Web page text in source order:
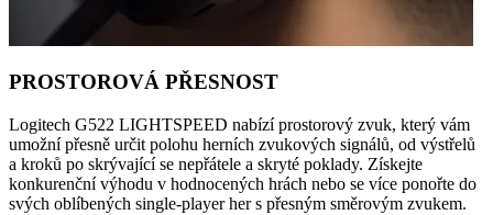
PROSTOROVÁ PŘESNOST
Logitech G522 LIGHTSPEED nabízí prostorový zvuk, který vám
umožní přesně určit polohu herních zvukových signálů, od výstřelů
a kroků po skrývající se nepřátele a skryté poklady. Získejte
konkurenční výhodu v hodnocených hrách nebo se více ponořte do
svých oblíbených single-player her s přesným směrovým zvukem.